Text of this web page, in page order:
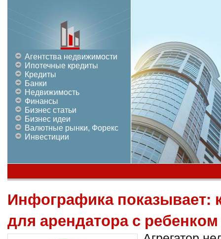
Агентства недвижимости
Ипотечные кредиты
Кредиты
Банки
Недвижимость
Финансы
Бизнес статьи
Бизнес идеи
Валютные рынки, Форекс
Инвестиции
Инфографика показывает:
для арендатора с ребенком